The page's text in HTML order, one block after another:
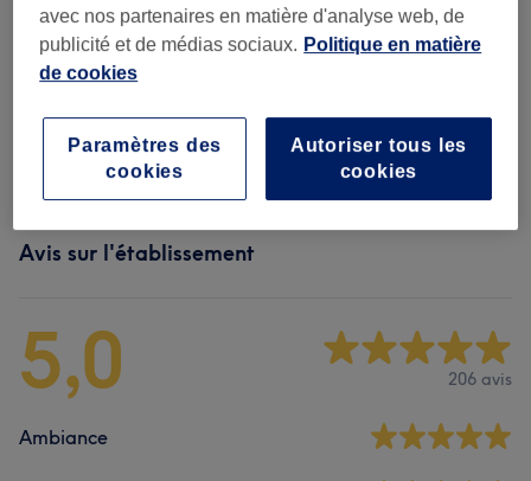
Manucure / Pédicure (3 ) à partir de 15 €
Beauté Des Pieds 4) à partir de 25 €
Avis sur l'établissement
5,0 206 avis
Ambiance
avec nos partenaires en matière d'analyse web, de
publicité et de médias sociaux. Politique en matière
de cookies
Autoriser tous les
cookies
Paramètres des
cookies